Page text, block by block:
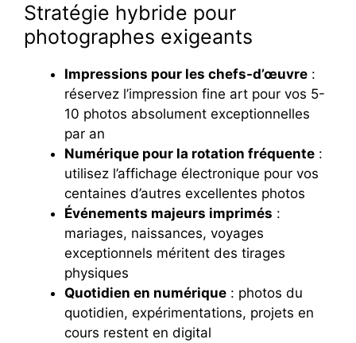
Stratégie hybride pour
photographes exigeants
Impressions pour les chefs-d’œuvre :
réservez l’impression fine art pour vos 5-
10 photos absolument exceptionnelles
par an
Numérique pour la rotation fréquente :
utilisez l’affichage électronique pour vos
centaines d’autres excellentes photos
Événements majeurs imprimés :
mariages, naissances, voyages
exceptionnels méritent des tirages
physiques
Quotidien en numérique : photos du
quotidien, expérimentations, projets en
cours restent en digital